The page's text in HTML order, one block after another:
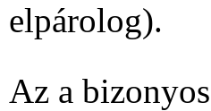
elpárolog).
Az a